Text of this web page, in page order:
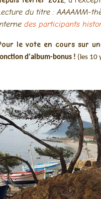
du titre : AAAAMM-
des participants
le vote en cours sur
d'album-bonus ! (les 10